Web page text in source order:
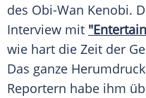
des Obi-Wan Kenobi.
Interview mit
wie hart die Zeit der
Das ganze
Reportern habe ihm